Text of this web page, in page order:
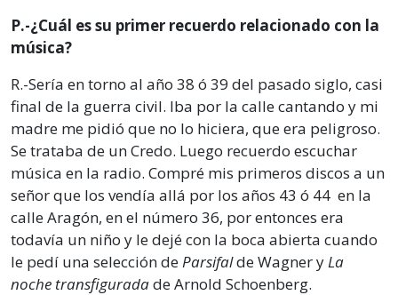
P.-¿Cuál es su primer recuerdo relacionado con la
música?
R.-Sería en torno al año 38 ó 39 del pasado siglo, casi
final de la guerra civil. Iba por la calle cantando y mi
madre me pidió que no lo hiciera, que era peligroso.
Se trataba de un Credo. Luego recuerdo escuchar
música en la radio. Compré mis primeros discos a un
señor que los vendía allá por los años 43 ó 44 en la
calle Aragón, en el número 36, por entonces era
todavía un niño y le dejé con la boca abierta cuando
le pedí una selección deParsifalde Wagner yLa
noche transfiguradade Arnold Schoenberg.